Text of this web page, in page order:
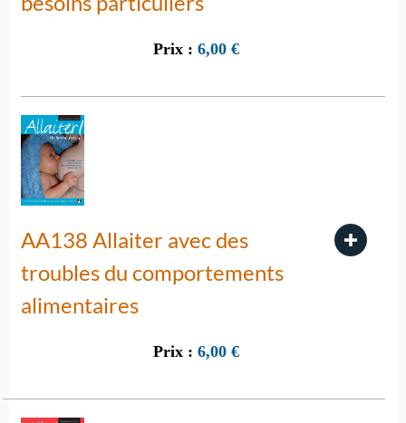
Prix : 6,00 €
AA138 Allaiter avec des
troubles du comportements
alimentaires
Prix : 6,00 €